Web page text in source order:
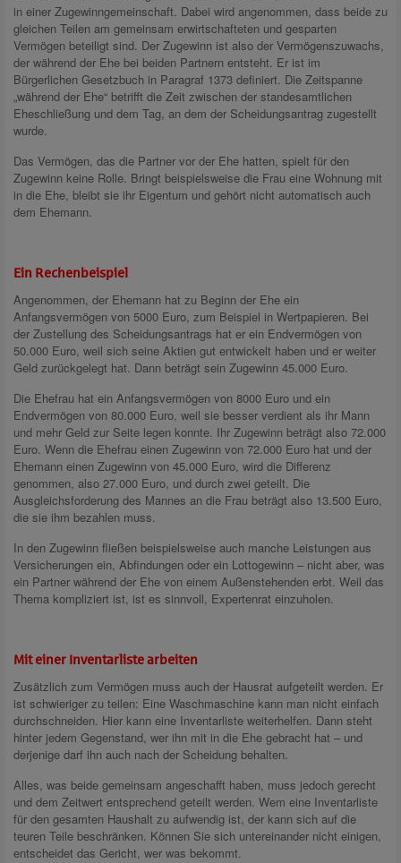
in einer Zugewinngemeinschaft. Dabei wird angenommen, dass beide zu
gleichen Teilen am gemeinsam erwirtschafteten und gesparten
Vermögen beteiligt sind. Der Zugewinn ist also der Vermögenszuwachs,
der während der Ehe bei beiden Partnern entsteht. Er ist im
Bürgerlichen Gesetzbuch in Paragraf 1373 definiert. Die Zeitspanne
„während der Ehe“ betrifft die Zeit zwischen der standesamtlichen
Eheschließung und dem Tag, an dem der Scheidungsantrag zugestellt
wurde.
Das Vermögen, das die Partner vor der Ehe hatten, spielt für den
Zugewinn keine Rolle. Bringt beispielsweise die Frau eine Wohnung mit
in die Ehe, bleibt sie ihr Eigentum und gehört nicht automatisch auch
dem Ehemann.
Ein Rechenbeispiel
Angenommen, der Ehemann hat zu Beginn der Ehe ein
Anfangsvermögen von 5000 Euro, zum Beispiel in Wertpapieren. Bei
der Zustellung des Scheidungsantrags hat er ein Endvermögen von
50.000 Euro, weil sich seine Aktien gut entwickelt haben und er weiter
Geld zurückgelegt hat. Dann beträgt sein Zugewinn 45.000 Euro.
Die Ehefrau hat ein Anfangsvermögen von 8000 Euro und ein
Endvermögen von 80.000 Euro, weil sie besser verdient als ihr Mann
und mehr Geld zur Seite legen konnte. Ihr Zugewinn beträgt also 72.000
Euro. Wenn die Ehefrau einen Zugewinn von 72.000 Euro hat und der
Ehemann einen Zugewinn von 45.000 Euro, wird die Differenz
genommen, also 27.000 Euro, und durch zwei geteilt. Die
Ausgleichsforderung des Mannes an die Frau beträgt also 13.500 Euro,
die sie ihm bezahlen muss.
In den Zugewinn fließen beispielsweise auch manche Leistungen aus
Versicherungen ein, Abfindungen oder ein Lottogewinn – nicht aber, was
ein Partner während der Ehe von einem Außenstehenden erbt. Weil das
Thema kompliziert ist, ist es sinnvoll, Expertenrat einzuholen.
Mit einer Inventarliste arbeiten
Zusätzlich zum Vermögen muss auch der Hausrat aufgeteilt werden. Er
ist schwieriger zu teilen: Eine Waschmaschine kann man nicht einfach
durchschneiden. Hier kann eine Inventarliste weiterhelfen. Dann steht
hinter jedem Gegenstand, wer ihn mit in die Ehe gebracht hat – und
derjenige darf ihn auch nach der Scheidung behalten.
Alles, was beide gemeinsam angeschafft haben, muss jedoch gerecht
und dem Zeitwert entsprechend geteilt werden. Wem eine Inventarliste
für den gesamten Haushalt zu aufwendig ist, der kann sich auf die
teuren Teile beschränken. Können Sie sich untereinander nicht einigen,
entscheidet das Gericht, wer was bekommt.